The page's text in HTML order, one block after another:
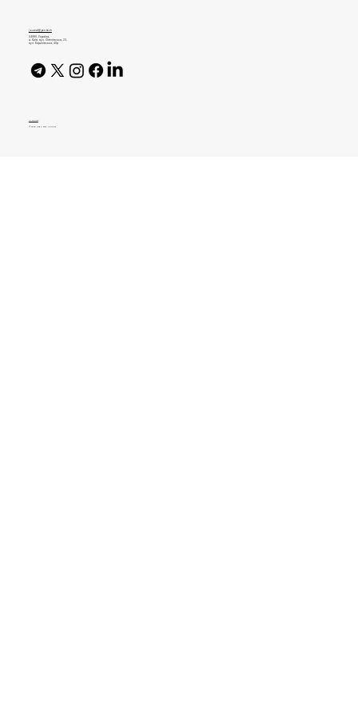
journal@gen.tech
04080, Україна,
м. Київ, вул. Оленівська, 23,​
вул. Кирилівська, 40р
AI Policy
© 2026 High Bar Journal